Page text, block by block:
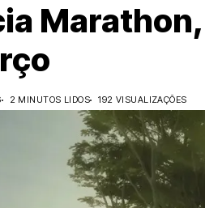
2 MINUTOS LIDOS 192 VISUALIZAÇÕES